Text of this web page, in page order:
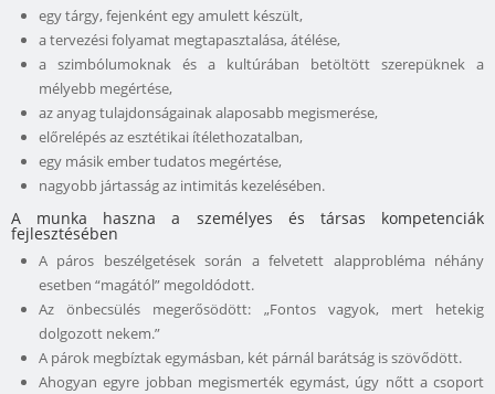
egy tárgy, fejenként egy amulett készült,
a tervezési folyamat megtapasztalása, átélése,
a szimbólumoknak és a kultúrában betöltött szerepüknek a
mélyebb megértése,
az anyag tulajdonságainak alaposabb megismerése,
előrelépés az esztétikai ítélethozatalban,
egy másik ember tudatos megértése,
nagyobb jártasság az intimitás kezelésében.
A munka haszna a személyes és társas kompetenciák
fejlesztésében
A páros beszélgetések során a felvetett alapprobléma néhány
esetben “magától” megoldódott.
Az önbecsülés megerősödött: „Fontos vagyok, mert hetekig
dolgozott nekem.”
A párok megbíztak egymásban, két párnál barátság is szövődött.
Ahogyan egyre jobban megismerték egymást, úgy nőtt a csoport